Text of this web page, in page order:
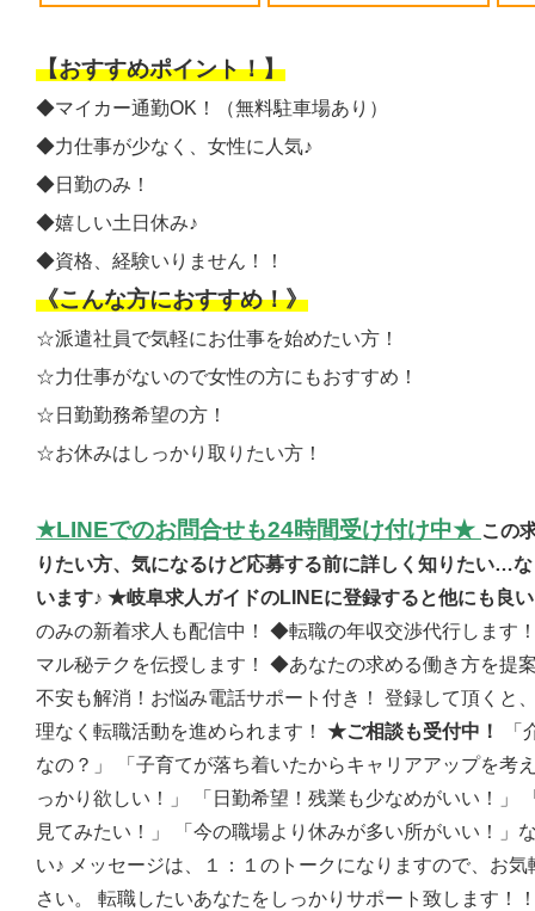
【おすすめポイント！】
◆マイカー通勤OK！（無料駐車場あり）
◆力仕事が少なく、女性に人気♪
◆日勤のみ！
◆嬉しい土日休み♪
◆資格、経験いりません！！
《こんな方におすすめ！》
☆派遣社員で気軽にお仕事を始めたい方！
☆力仕事がないので女性の方にもおすすめ！
☆日勤勤務希望の方！
☆お休みはしっかり取りたい方！
★LINEでのお問合せも24時間受け付け中★ この
りたい方、気になるけど応募する前に詳しく知りたい…
います♪ ★岐阜求人ガイドのLINEに登録すると他にも良
のみの新着求人も配信中！ ◆転職の年収交渉代行します
マル秘テクを伝授します！ ◆あなたの求める働き方を提
不安も解消！お悩み電話サポート付き！ 登録して頂くと
理なく転職活動を進められます！ ★ご相談も受付中！
「
なの？」 「子育てが落ち着いたからキャリアアップを考
っかり欲しい！」 「日勤希望！残業も少なめがいい！」
見てみたい！」 「今の職場より休みが多い所がいい！」
い♪ メッセージは、１：１のトークになりますので、お
さい。 転職したいあなたをしっかりサポート致します！